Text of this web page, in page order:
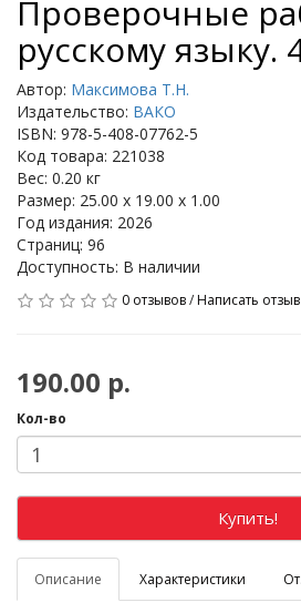
Проверочные
русскому языку.
Автор: Максимова Т.Н.
Издательство: ВАКО
ISBN: 978-5-408-07762-5
Код товара: 221038
Вес: 0.20 кг
Размер: 25.00 x 19.00 x 1.00
Год издания: 2026
Страниц: 96
Доступность: В наличии
0 отзывов/Написать отзыв
190.00 р.
Кол-во
Купить!
Описание Характеристики